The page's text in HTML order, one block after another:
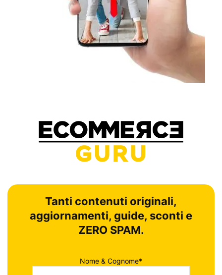
Tanti contenuti originali,
aggiornamenti, guide, sconti e
ZERO SPAM.
Nome & Cognome*